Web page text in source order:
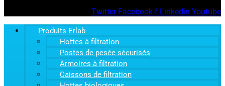
Twitter Facebook-f Linkedin Youtube
Produits Erlab
Hottes à filtration
Postes de pesée sécurisés
Armoires à filtration
Caissons de filtration